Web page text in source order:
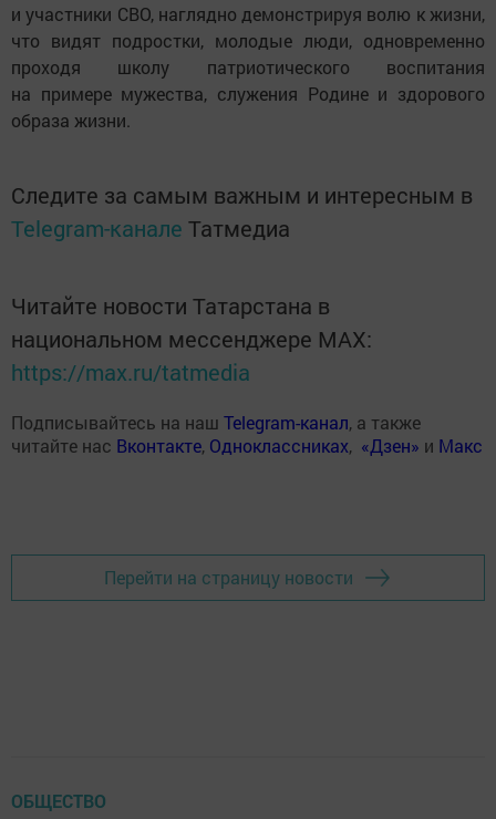
и участники СВО, наглядно демонстрируя волю к жизни,
что видят подростки, молодые люди, одновременно
проходя школу патриотического воспитания
на примере мужества, служения Родине и здорового
образа жизни.
Следите за самым важным и интересным в
Telegram-канале Татмедиа
Читайте новости Татарстана в
национальном мессенджере MАХ:
https://max.ru/tatmedia
Подписывайтесь на наш Telegram-канал, а также
читайте нас Вконтакте, Одноклассниках, «Дзен» и Макс
Перейти на страницу новости
ОБЩЕСТВО